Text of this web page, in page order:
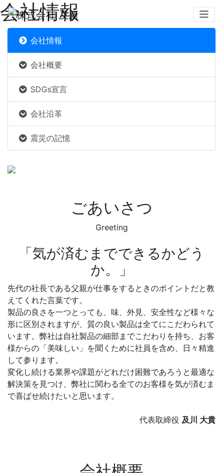
会社情報
会社情報
会社概要
SDGs宣言
会社沿革
震災の記憶
ごあいさつ
Greeting
「気が済むまでできるかどう
か。」
先代の社長である父親が仕事をするときのポイントだと教
えてくれた言葉です。
製品の良さを一つとっても、味、外見、安全性など様々な
形に区別されますが、質の良い製品は全てにこだわられて
います。弊社は自社製品の細部までこだわりを持ち、お客
様からの「美味しい」を聞くために社員を含め、日々精進
して参ります。
変化し続ける業界や課題がどれだけ困難であろうと最適な
解決策を見つけ、弊社に関わる全てのお客様を気が済むま
で喜ばせ続けたいと思います。
代表取締役 及川 大貴